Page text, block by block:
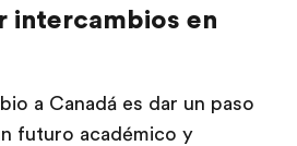
intercambios en
a Canadá es dar un paso
futuro académico y